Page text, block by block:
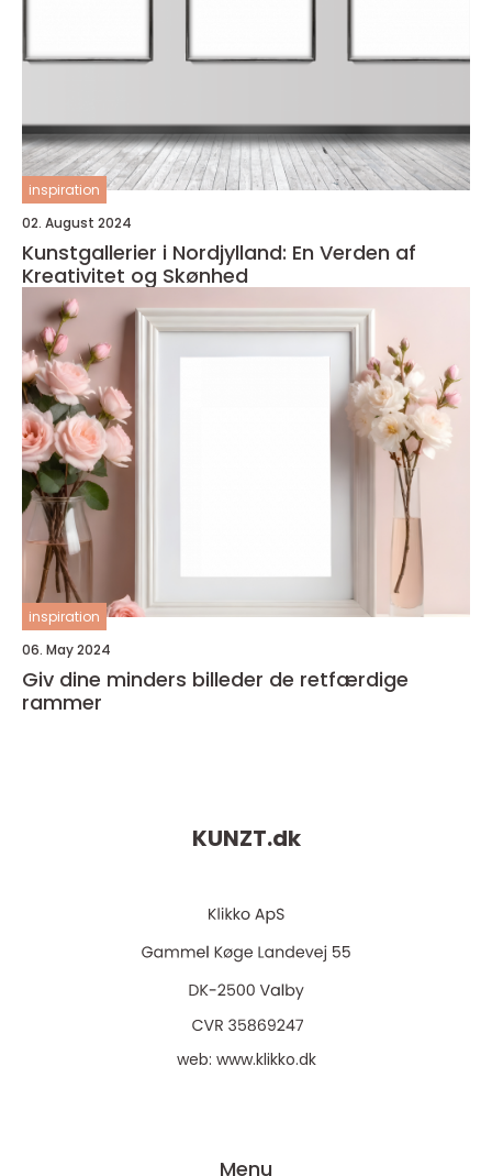
inspiration
02. August 2024
Kunstgallerier i Nordjylland: En Verden af
Kreativitet og Skønhed
inspiration
06. May 2024
Giv dine minders billeder de retfærdige
rammer
KUNZT.dk
web: www.klikko.dk
Menu